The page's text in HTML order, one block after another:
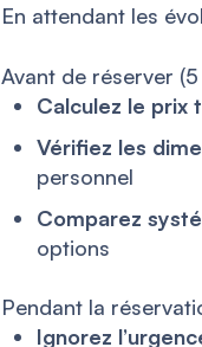
En attendant les
Avant de réserver
Calculez le prix
Vérifiez les
personnel
Comparez
options
Pendant la
Ignorez